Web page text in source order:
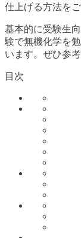
仕上げる方法を
基本的に受験生
験で無機化学を
います。ぜひ参
目次